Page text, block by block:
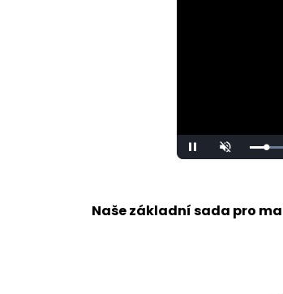
Unmute
Naše základní sada pro